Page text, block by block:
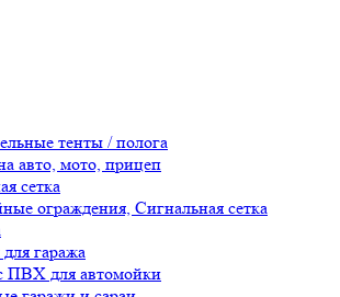
тенты / полога
авто, мото, прицеп
сетка
ограждения, Сигнальная сетка
гаража
ПВХ для автомойки